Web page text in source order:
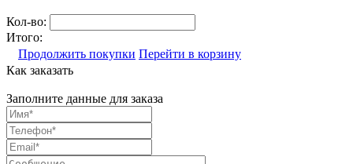
Кол-во:
Итого:
Продолжить покупки Перейти в корзину
Как заказать
Заполните данные для заказа